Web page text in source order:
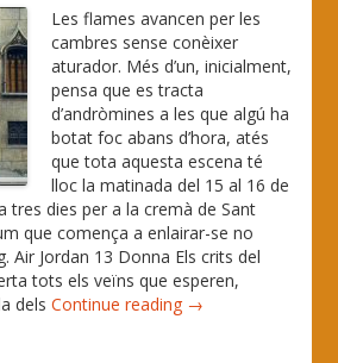
Les flames avancen per les
cambres sense conèixer
aturador. Més d’un, inicialment,
pensa que es tracta
d’andròmines a les que algú ha
botat foc abans d’hora, atés
que tota aquesta escena té
lloc la matinada del 15 al 16 de
tres dies per a la cremà de Sant
que comença a enlairar-se no
Air Jordan 13 Donna Els crits del
tots els veïns que esperen,
delsContinue reading →